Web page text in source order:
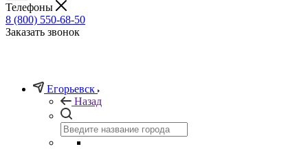
Телефоны
8 (800) 550-68-50
Заказать звонок
Егорьевск
Назад